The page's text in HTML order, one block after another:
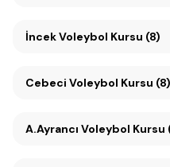
İncek Voleybol Kursu (8)
Cebeci Voleybol Kursu (8)
A.Ayrancı Voleybol Kursu